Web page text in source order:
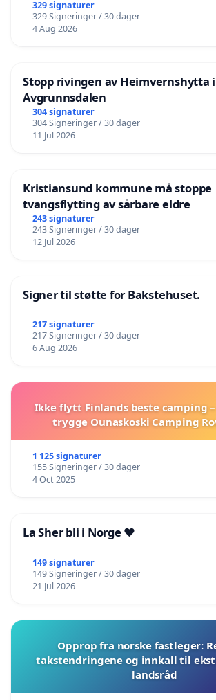
329 signaturer
329 Signeringer / 30 dager
4 Aug 2026
Stopp rivingen av Heimvernshytta i
Avgrunnsdalen
304 signaturer
304 Signeringer / 30 dager
11 Jul 2026
Kristiansund kommune må stoppe
tvangsflytting av sårbare eldre
243 signaturer
243 Signeringer / 30 dager
12 Jul 2026
Signer til støtte for Bakstehuset.
217 signaturer
217 Signeringer / 30 dager
6 Aug 2026
Ikke flytt Finlands beste camping
trygge Ounaskoski Camping
1 125 signaturer
155 Signeringer / 30 dager
4 Oct 2025
La Sher bli i Norge ❤️
149 signaturer
149 Signeringer / 30 dager
21 Jul 2026
Opprop fra norske fastleger:
takstendringene og innkall til
landsråd